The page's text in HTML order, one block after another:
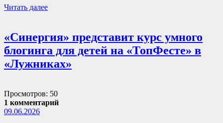
Читать далее
«Синергия» представит курс умного
блогинга для детей на «ТопФесте» в
«Лужниках»
Просмотров: 50
1 комментарий
09.06.2026